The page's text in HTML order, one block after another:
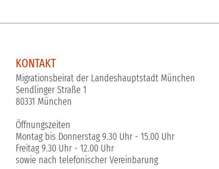
KONTAKT
Migrationsbeirat der Landeshauptstadt München
Sendlinger Straße 1
80331 München
Öffnungszeiten
Montag bis Donnerstag 9.30 Uhr - 15.00 Uhr
Freitag 9.30 Uhr - 12.00 Uhr
sowie nach telefonischer Vereinbarung